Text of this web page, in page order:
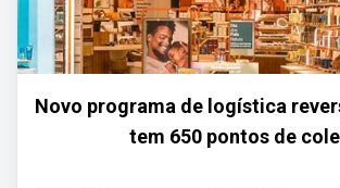
Novo programa de logística
tem 650 pontos de